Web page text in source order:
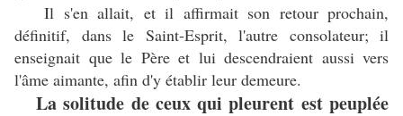
Il s'en allait, et il affirmait son retour prochain,
définitif, dans le Saint-Esprit, l'autre consolateur; il
enseignait que le Père et lui descendraient aussi vers
l'âme aimante, afin d'y établir leur demeure.
La solitude de ceux qui pleurent est peuplée